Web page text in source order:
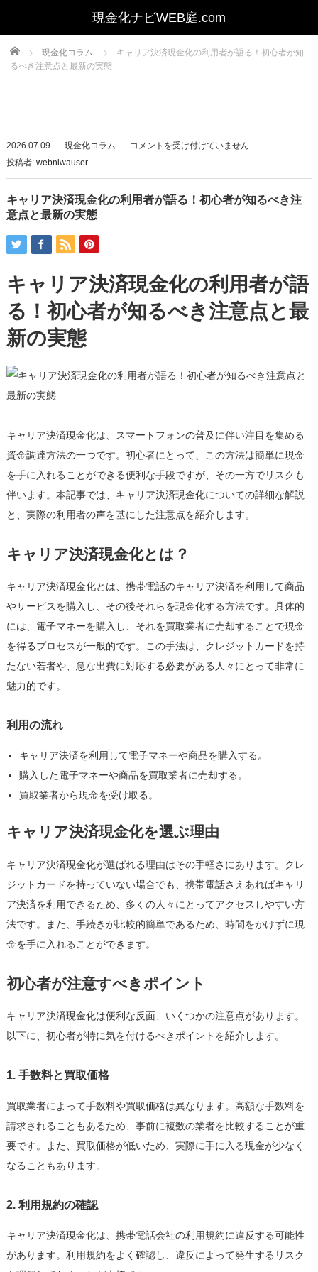
Home 現金化コラム
キャリア決済現金化の利用者が語る！初心者が知
るべき注意点と最新の実態
2026.07.09 現金化コラム
キ
リ
ア
化
利
語
心
者
が
る
べ
注
点
と
実
コメントを受け付けていません
投稿者: webniwauser
キャリア決済現金化の利用者が語る！初心者が知るべき注
意点と最新の実態
キャリア決済現金化の利用者が語
る！初心者が知るべき注意点と最
新の実態
キャリア決済現金化は、スマートフォンの普及に伴い注目を集める
資金調達方法の一つです。初心者にとって、この方法は簡単に現金
を手に入れることができる便利な手段ですが、その一方でリスクも
伴います。本記事では、キャリア決済現金化についての詳細な解説
と、実際の利用者の声を基にした注意点を紹介します。
キャリア決済現金化とは？
キャリア決済現金化とは、携帯電話のキャリア決済を利用して商品
やサービスを購入し、その後それらを現金化する方法です。具体的
には、電子マネーを購入し、それを買取業者に売却することで現金
を得るプロセスが一般的です。この手法は、クレジットカードを持
たない若者や、急な出費に対応する必要がある人々にとって非常に
魅力的です。
利用の流れ
キャリア決済を利用して電子マネーや商品を購入する。
購入した電子マネーや商品を買取業者に売却する。
買取業者から現金を受け取る。
キャリア決済現金化を選ぶ理由
キャリア決済現金化が選ばれる理由はその手軽さにあります。クレ
ジットカードを持っていない場合でも、携帯電話さえあればキャリ
ア決済を利用できるため、多くの人々にとってアクセスしやすい方
法です。また、手続きが比較的簡単であるため、時間をかけずに現
金を手に入れることができます。
初心者が注意すべきポイント
キャリア決済現金化は便利な反面、いくつかの注意点があります。
以下に、初心者が特に気を付けるべきポイントを紹介します。
1. 手数料と買取価格
買取業者によって手数料や買取価格は異なります。高額な手数料を
請求されることもあるため、事前に複数の業者を比較することが重
要です。また、買取価格が低いため、実際に手に入る現金が少なく
なることもあります。
2. 利用規約の確認
キャリア決済現金化は、携帯電話会社の利用規約に違反する可能性
があります。利用規約をよく確認し、違反によって発生するリスク